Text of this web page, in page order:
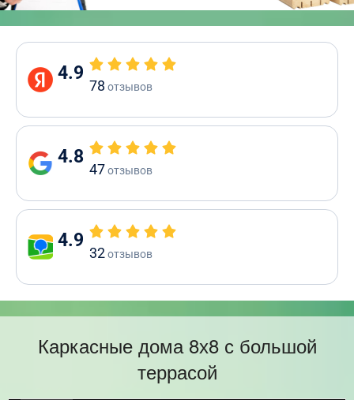
4.9
78 отзывов
4.8
47отзывов
4.9
32отзывов
Каркасные дома 8х8 с большой
террасой